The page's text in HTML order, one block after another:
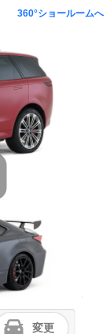
360°ショールームへ
変更